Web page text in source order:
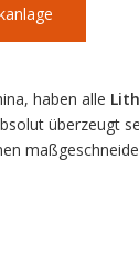
haben alle
überzeugt